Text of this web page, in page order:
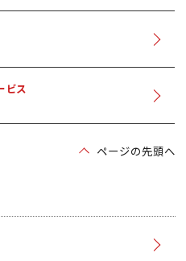
ビス
ページの先頭へ